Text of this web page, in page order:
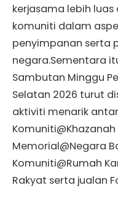
kerjasama lebih
komuniti dalam
penyimpanan serta
negara.Sementara
Sambutan Minggu
Selatan 2026 turut
aktiviti menarik
Komuniti@Khazanah
Memorial@Negara
Komuniti@Rumah
Rakyat serta jualan